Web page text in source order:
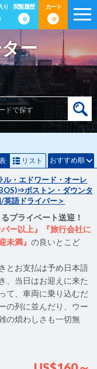
り
閲覧履歴
0
カート
0
ー
リスト おすすめ順
ル・エドワード・オーレ
ボストン・ダウンタ
英語ドライバー＞
プライベート送迎！
バー以上』『旅行会社に
未満』の良いとこど
とお支払は予め日本語
、当日はお迎えに来た
て、車両に乗り込むだ
の列に並んだり、ウー
の煩わしさも一切無